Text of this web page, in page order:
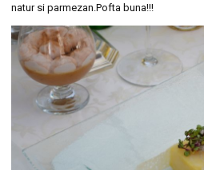
natur si parmezan.Pofta buna!!!